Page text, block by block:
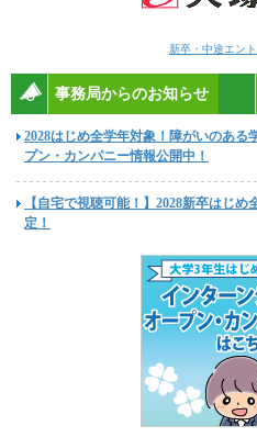
新卒・中途エン
事務局からのお知らせ
2028はじめ全学年対象！障がいのあ
プン・カンパニー情報公開中！
【自宅で視聴可能！】2028新卒はじ
定！